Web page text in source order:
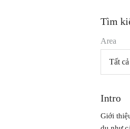
Tìm
Area
Tất
Intro
Giới